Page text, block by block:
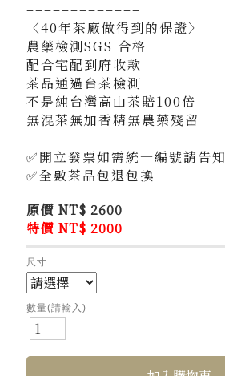
–––––––––––––
〈40年茶廠做得到的保證〉
農藥檢測SGS 合格
配合宅配到府收款
茶品通過台茶檢測
不是純台灣高山茶賠100倍
無混茶無加香精無農藥殘留
✅開立發票如需統一編號請告知
✅全數茶品包退包換
原價 NT$ 2600
特價 NT$ 2000
尺寸
數量(請輸入)